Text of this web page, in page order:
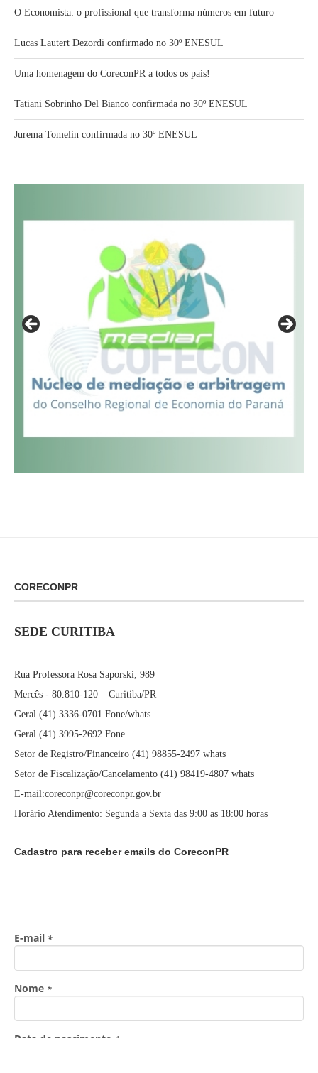
O Economista: o profissional que transforma números em futuro
Lucas Lautert Dezordi confirmado no 30º ENESUL
Uma homenagem do CoreconPR a todos os pais!
Tatiani Sobrinho Del Bianco confirmada no 30º ENESUL
Jurema Tomelin confirmada no 30º ENESUL
CORECONPR
SEDE CURITIBA
Rua Professora Rosa Saporski, 989
Mercês - 80.810-120 – Curitiba/PR
Geral (41) 3336-0701 Fone/whats
Geral (41) 3995-2692 Fone
Setor de Registro/Financeiro (41) 98855-2497 whats
Setor de Fiscalização/Cancelamento (41) 98419-4807 whats
E-mail:coreconpr@coreconpr.gov.br
Horário Atendimento: Segunda a Sexta das 9:00 as 18:00 horas
Cadastro para receber emails do CoreconPR